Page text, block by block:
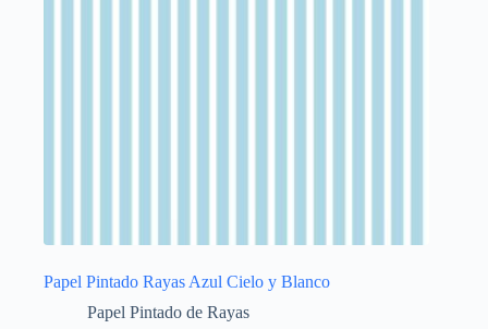
Papel Pintado Rayas Azul Cielo y Blanco
Papel Pintado de Rayas